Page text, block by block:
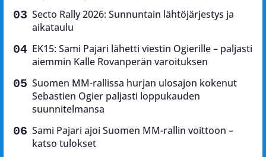
Secto Rally 2026: Sunnuntain lähtöjärjestys ja
aikataulu
EK15: Sami Pajari lähetti viestin Ogierille – paljasti
aiemmin Kalle Rovanperän varoituksen
Suomen MM-rallissa hurjan ulosajon kokenut
Sebastien Ogier paljasti loppukauden
suunnitelmansa
Sami Pajari ajoi Suomen MM-rallin voittoon –
katso tulokset